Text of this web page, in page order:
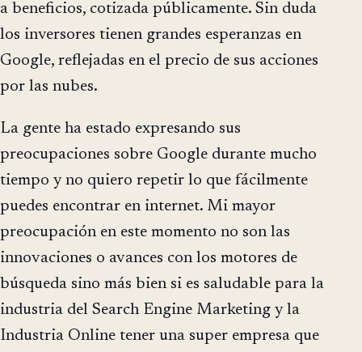
a beneficios, cotizada públicamente. Sin duda
los inversores tienen grandes esperanzas en
Google, reflejadas en el precio de sus acciones
por las nubes.
La gente ha estado expresando sus
preocupaciones sobre Google durante mucho
tiempo y no quiero repetir lo que fácilmente
puedes encontrar en internet. Mi mayor
preocupación en este momento no son las
innovaciones o avances con los motores de
búsqueda sino más bien si es saludable para la
industria del Search Engine Marketing y la
Industria Online tener una super empresa que